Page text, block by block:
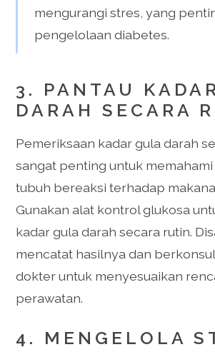
mengurangi stres, yang
pengelolaan diabetes.
3. PANTAU
DARAH SECARA
Pemeriksaan kadar gula darah
sangat penting untuk
tubuh bereaksi terhadap
Gunakan alat kontrol glukosa
kadar gula darah secara rutin.
mencatat hasilnya dan
dokter untuk menyesuaikan
perawatan.
4. MENGELOLA